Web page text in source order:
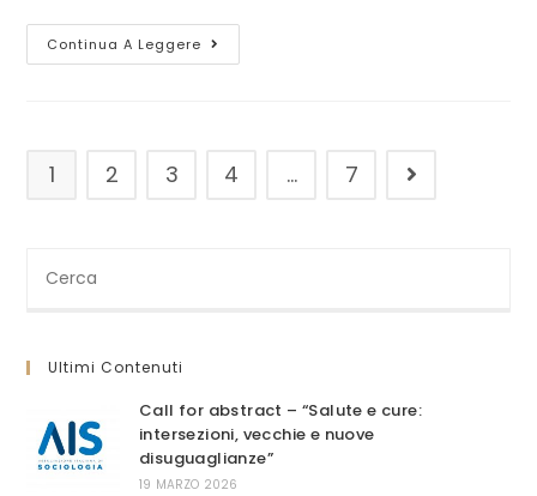
Continua A Leggere Save
The
1 2 3 4 … 7 Vai alla pagina
nel
Ultimi Contenuti
Call for abstract – “Salute e cure:
intersezioni, vecchie e nuove
disuguaglianze”
19 MARZO 2026